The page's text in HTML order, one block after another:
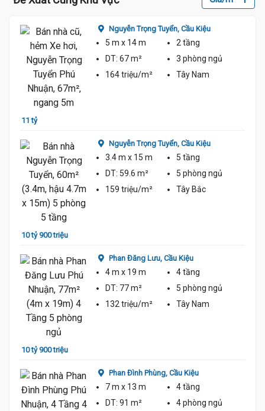
11 tỷ
Nguyễn Trọng Tuyển, Cầu Kiệu
5 m x 14 m
2 tầng
DT: 67 m² 3 phòng ngủ
164 triệu/m²
Tây Nam
10 tỷ 900 triệu
Nguyễn Trọng Tuyển, Cầu Kiệu
3.4 m x 15 m
5 tầng
DT: 59.6 m² 5 phòng ngủ
159 triệu/m²
Tây Bắc
10 tỷ 900 triệu
Phan Đăng Lưu, Cầu Kiệu
4 m x 19 m
4 tầng
DT: 77 m² 5 phòng ngủ
132 triệu/m²
Tây Nam
Phan Đình Phùng, Cầu Kiệu
7 m x 13 m
4 tầng
DT: 91 m² 4 phòng ngủ